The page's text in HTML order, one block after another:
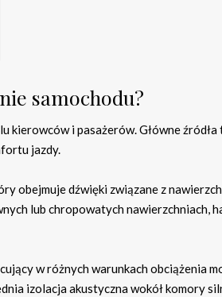
samochodu?
i pasażerów. Główne źródła
jazdy.
obejmuje dźwięki związane z
lub chropowatych nawierzchniach,
w różnych warunkach obciążenia
izolacja akustyczna wokół komory